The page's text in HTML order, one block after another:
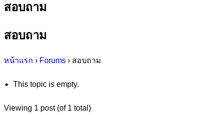
สอบถาม
สอบถาม
หน้าแรก › Forums › สอบถาม
This topic is empty.
Viewing 1 post (of 1 total)